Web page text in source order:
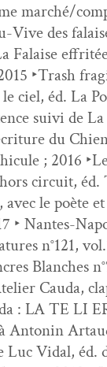
marché/
Vive des
Falaise
‣Trash
ciel, éd. La
suivi de
du
; 2016
cir­cuit,
le poète
‣ Nantes-
n°121,
Blanch­es
Cau­da,
: LA TE LI
Antonin
Luc Vidal,